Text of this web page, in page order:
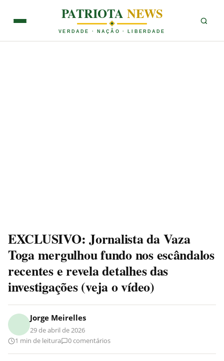
PATRIOTANEWS
VERDADE · NAÇÃO · LIBERDADE
EXCLUSIVO: Jornalista da Vaza
Toga mergulhou fundo nos escândalos
recentes e revela detalhes das
investigações (veja o vídeo)
Jorge Meirelles
29 de abril de 2026
1 min de leitura
0 comentários